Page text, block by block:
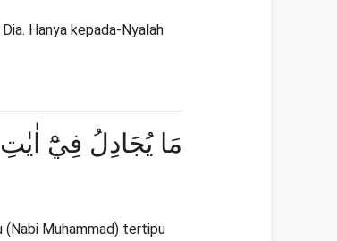
Hanya kepada-Nyalah
مَا يُجَادِلُ فِيْٓ اٰيٰتِ
(Nabi Muhammad) tertipu